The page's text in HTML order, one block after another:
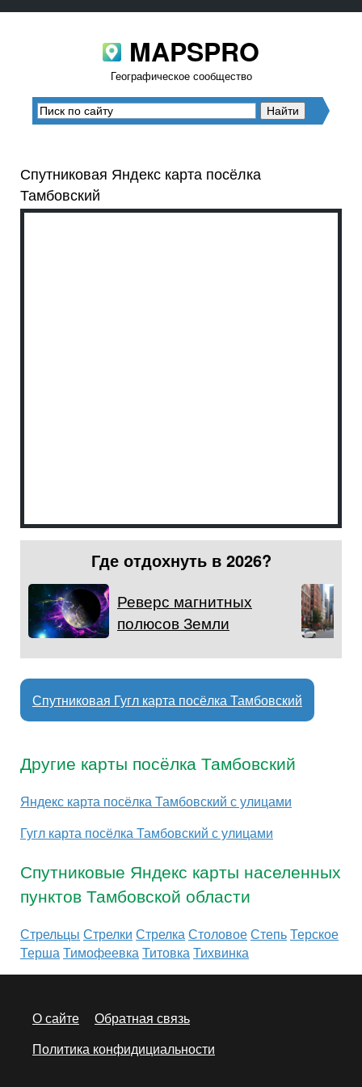
MAPSPRO
Географическое сообщество
Спутниковая Яндекс карта посёлка
Тамбовский
Где отдохнуть в 2026?
Реверс магнитных
полюсов Земли
Спутниковая Гугл карта посёлка Тамбовский
Другие карты посёлка Тамбовский
Яндекс карта посёлка Тамбовский с улицами
Гугл карта посёлка Тамбовский с улицами
Спутниковые Яндекс карты населенных
пунктов Тамбовской области
Стрельцы Стрелки Стрелка СтоловоеСтепьТерское
Терша Тимофеевка Титовка Тихвинка
О сайте
Обратная связь
Политика конфидициальности